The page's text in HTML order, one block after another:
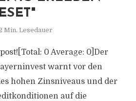
Min. Lesedauer
0 Average: 0]Der
warnt vor den
hohen Zinsniveaus und der
auf die